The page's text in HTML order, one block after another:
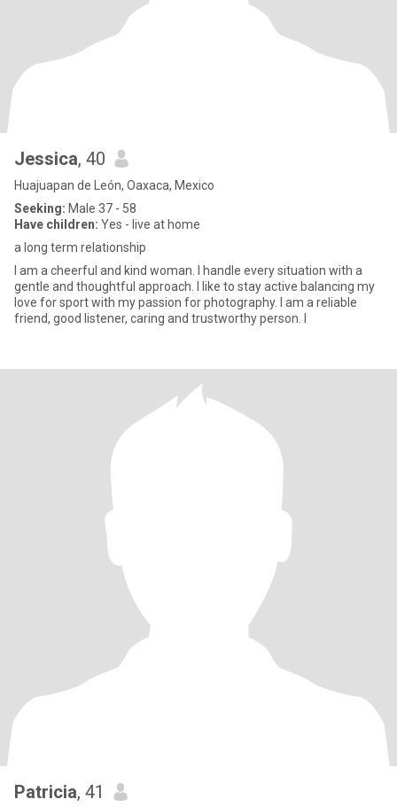
Jessica, 40
Huajuapan de León, Oaxaca, Mexico
Seeking: Male 37 - 58
Have children: Yes - live at home
a long term relationship
I am a cheerful and kind woman. I handle every situation with a
gentle and thoughtful approach. I like to stay active balancing my
love for sport with my passion for photography. I am a reliable
friend, good listener, caring and trustworthy person. I
Patricia, 41